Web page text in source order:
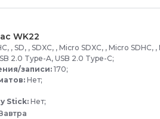
WK22
, SD, , SDXC, , Micro SDXC, , Micro SDHC, ,
2.0 Type-A, USB 2.0 Type-C;
записи: 170;
Нет;
Stick: Нет;